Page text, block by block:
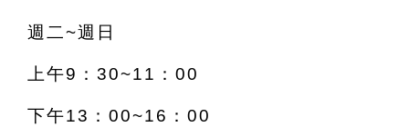
週二~週日
上午9：30~11：00
下午13：00~16：00